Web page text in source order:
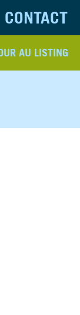
CONTACT
AU LISTING